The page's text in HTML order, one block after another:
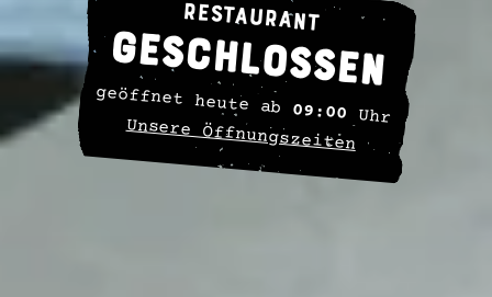
Restaurant
GESCHLOSSEN
geöffnet heute ab09:00 Uhr
Unsere Öffnungszeiten